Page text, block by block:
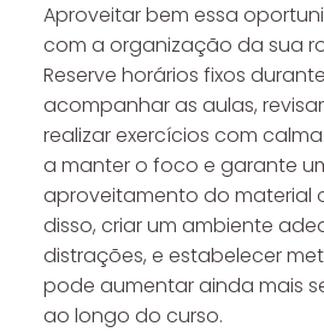
Aproveitar bem essa
com a organização da sua
Reserve horários fixos
acompanhar as aulas,
realizar exercícios com
a manter o foco e garante
aproveitamento do material
disso, criar um ambiente
distrações, e estabelecer
pode aumentar ainda mais
ao longo do curso.